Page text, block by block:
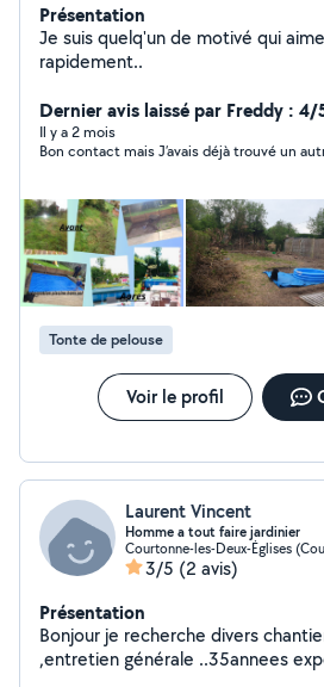
Présentation
Je suis quelq'un de motivé qui
rapidement..
Dernier avis laissé par Freddy : 4/
Il y a 2 mois
Bon contact mais J’avais déjà
Tonte de pelouse
Voir le profil
Laurent Vincent
Homme a tout faire jardinier
Courtonne-les-Deux-Églises
3/5 (2 avis)
Présentation
Bonjour je recherche divers
,entretien générale ..35annees